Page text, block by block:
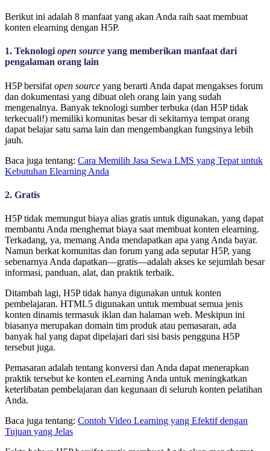
Berikut ini adalah 8 manfaat yang akan Anda raih saat membuat
konten elearning dengan H5P.
1. Teknologi open source yang memberikan manfaat dari
pengalaman orang lain
H5P bersifat open source yang berarti Anda dapat mengakses forum
dan dokumentasi yang dibuat oleh orang lain yang sudah
mengenalnya. Banyak teknologi sumber terbuka (dan H5P tidak
terkecuali!) memiliki komunitas besar di sekitarnya tempat orang
dapat belajar satu sama lain dan mengembangkan fungsinya lebih
jauh.
Baca juga tentang: Cara Memilih Jasa Sewa LMS yang Tepat untuk
Kebutuhan Elearning Anda
2. Gratis
H5P tidak memungut biaya alias gratis untuk digunakan, yang dapat
membantu Anda menghemat biaya saat membuat konten elearning.
Terkadang, ya, memang Anda mendapatkan apa yang Anda bayar.
Namun berkat komunitas dan forum yang ada seputar H5P, yang
sebenarnya Anda dapatkan—gratis—adalah akses ke sejumlah besar
informasi, panduan, alat, dan praktik terbaik.
Ditambah lagi, H5P tidak hanya digunakan untuk konten
pembelajaran. HTML5 digunakan untuk membuat semua jenis
konten dinamis termasuk iklan dan halaman web. Meskipun ini
biasanya merupakan domain tim produk atau pemasaran, ada
banyak hal yang dapat dipelajari dari sisi basis pengguna H5P
tersebut juga.
Pemasaran adalah tentang konversi dan Anda dapat menerapkan
praktik tersebut ke konten eLearning Anda untuk meningkatkan
keterlibatan pembelajaran dan kegunaan di seluruh konten pelatihan
Anda.
Baca juga tentang: Contoh Video Learning yang Efektif dengan
Tujuan yang Jelas